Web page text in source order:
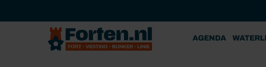
AGENDA